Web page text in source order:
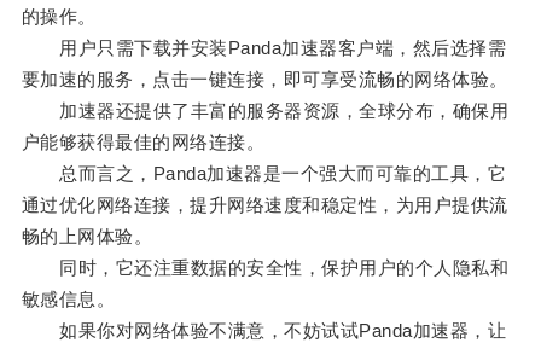
的操作。
用户只需下载并安装Panda加速器客户端，然后选择需
要加速的服务，点击一键连接，即可享受流畅的网络体验。
加速器还提供了丰富的服务器资源，全球分布，确保用
户能够获得最佳的网络连接。
总而言之，Panda加速器是一个强大而可靠的工具，它
通过优化网络连接，提升网络速度和稳定性，为用户提供流
畅的上网体验。
同时，它还注重数据的安全性，保护用户的个人隐私和
敏感信息。
如果你对网络体验不满意，不妨试试Panda加速器，让